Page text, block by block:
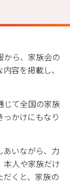
から、家族会の
容を掲載し、
じて全国の家族
かけにもなり
あいながら、力
本人や家族だけ
くと、家族の